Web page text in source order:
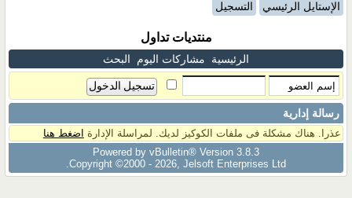
الإستايل الرئيسي التسجيل
منتديات تداول
الرئيسية مشاركات اليوم البحث
رسالة إدارية
عذرا. هناك مشكلة فى ملفات الكوكيز لديك. لمراسلة الإدارة اضغط هنا
Powered by vBulletin® Version 3.8.3
Copyright ©2000 - 2026, Jelsoft Enterprises Ltd.